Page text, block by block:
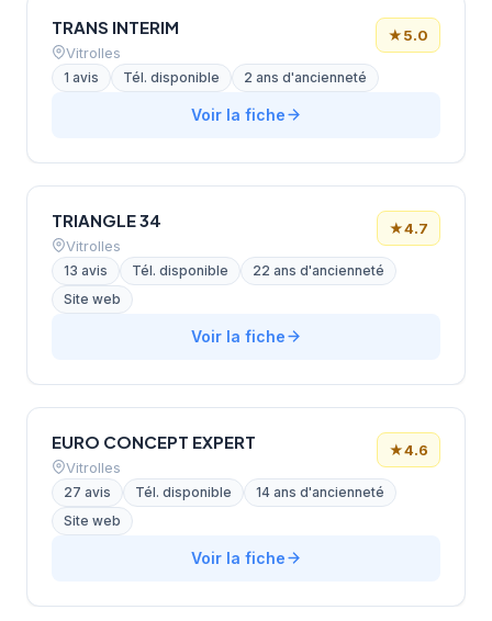
TRANS INTERIM
Vitrolles
★5.0
1 avis Tél. disponible 2 ans d'ancienneté
Voir la fiche
TRIANGLE 34
Vitrolles
★4.7
13 avis Tél. disponible
22 ans d'ancienneté
Site web
Voir la fiche
EURO CONCEPT EXPERT
Vitrolles
★4.6
27 avis Tél. disponible
14 ans d'ancienneté
Site web
Voir la fiche